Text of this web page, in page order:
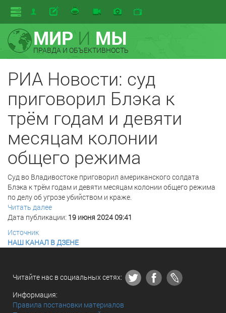
МИРИ МЫ
ПРАВДА И ОБЪЕКТИВНОСТЬ
РИА Новости: суд
приговорил Блэка к
трём годам и девяти
месяцам колонии
общего режима
Суд во Владивостоке приговорил американского солдата
Блэка к трём годам и девяти месяцам колонии общего режима
по делу об угрозе убийством и краже.
Читать далее
Дата публикации: 19 июня 2024 09:41
Источник
НАШ КАНАЛ В ДЗЕНЕ
Читайте нас в социальных сетях:
Информация:
Правила постановки материалов